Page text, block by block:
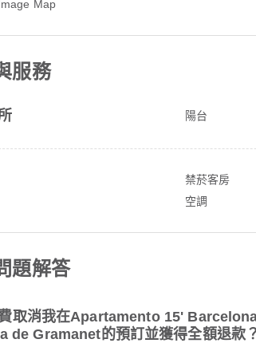
服務
陽台
禁菸客房
空調
題解答
取消我在Apartamento 15'
de Gramanet的預訂並獲得全額退款？